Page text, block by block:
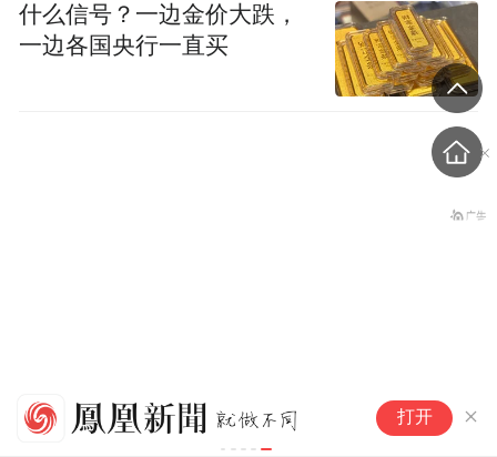
打开
什么信号？一边金价大跌，
一边各国央行一直买
知名经济学家、教育家、出
版人高希均辞世，享年90岁